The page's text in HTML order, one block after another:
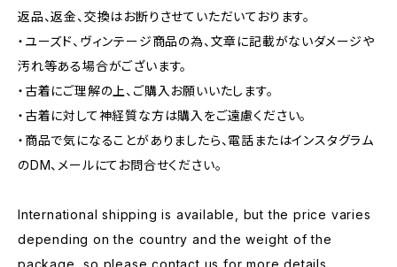
返品、返金、交換はお断りさせていただいております。
・ユーズド、ヴィンテージ商品の為、文章に記載がないダメージや
汚れ等ある場合がございます。
・古着にご理解の上、ご購入お願いいたします。
・古着に対して神経質な方は購入をご遠慮ください。
・商品で気になることがありましたら、電話またはインスタグラム
のDM、メールにてお問合せください。
International shipping is available, but the price varies
depending on the country and the weight of the
package, so please contact us for more details.